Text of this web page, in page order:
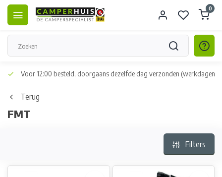
0
Voor 12:00 besteld, doorgaans dezelfde dag verzonden (werkdagen,
Terug
FMT
Filters